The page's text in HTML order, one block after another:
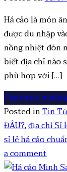
Há cảo là món
được du nhập
nồng nhiệt đón
biết địa chỉ nào
phù hợp với […]
Continue
Posted inTin
ĐÂU?,địa chỉ Sỉ
sỉ lẻ há cảo
a comment